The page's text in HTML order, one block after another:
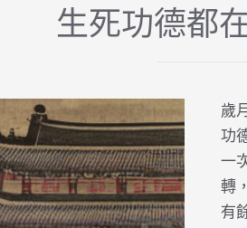
生死功德都
歲
功
一
轉
有